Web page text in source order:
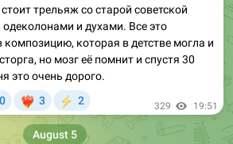
трельяж со старой советской
и духами. Все это
композицию, которая в детстве могла и
но мозг её помнит и спустя 30
это очень дорого.
3 2 329 19:51
August 5